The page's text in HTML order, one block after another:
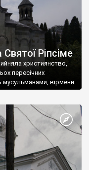
Ріпсіме
християнство,
пересічних
мусульманами, вірмени